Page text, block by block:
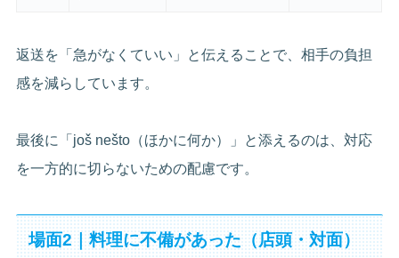
返送を「急がなくていい」と伝えることで、相手の負担
感を減らしています。
最後に「još nešto（ほかに何か）」と添えるのは、対応
を一方的に切らないための配慮です。
場面2｜料理に不備があった（店頭・対面）